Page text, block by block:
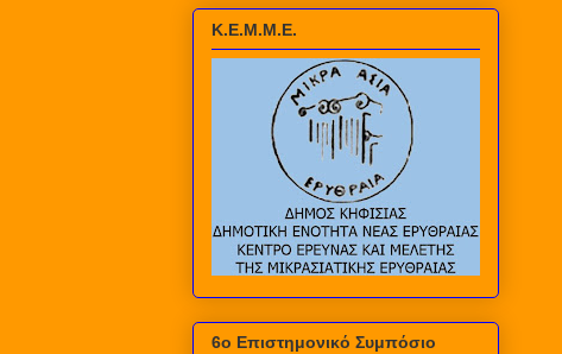
Κ.Ε.Μ.Μ.Ε.
6ο Επιστημονικό Συμπόσιο